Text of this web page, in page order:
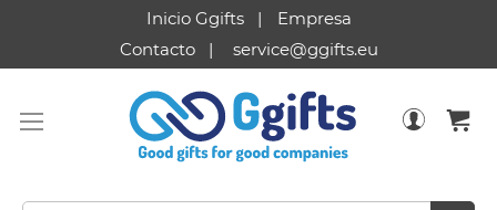
Inicio Ggifts
Empresa
Contacto
service@ggifts.eu